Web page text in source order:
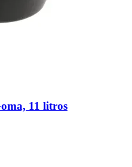
11 litros